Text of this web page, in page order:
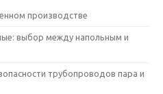
производстве
выбор между напольным и
трубопроводов пара и